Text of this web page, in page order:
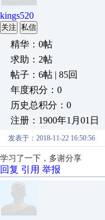
kings520
关注 私信
精华：0帖
求助：2帖
帖子：6帖 | 85回
年度积分：0
历史总积分：0
注册：1900年1月01日
发表于：2018-11-22 16:50:56
学习了一下，多谢分享
回复 引用 举报